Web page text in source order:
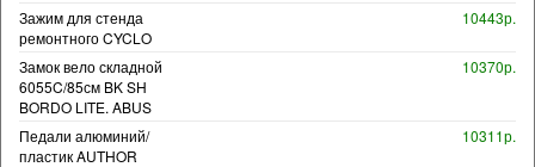
Зажим для стенда
ремонтного CYCLO
10443р.
Замок вело складной
6055C/85см BK SH
BORDO LITE. ABUS
10370р.
Педали алюминий/
пластик AUTHOR
10311р.